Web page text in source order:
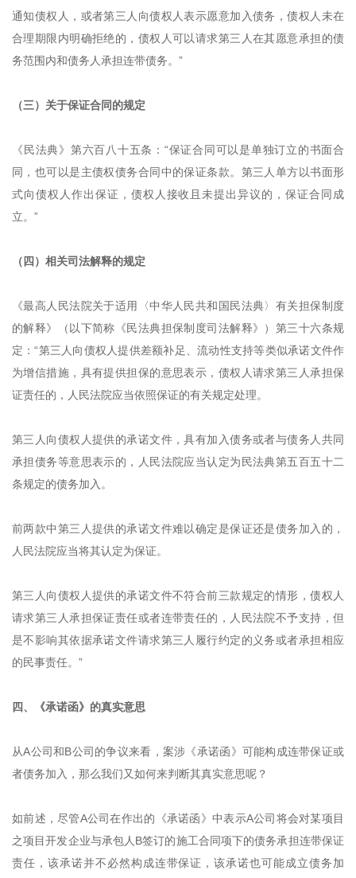
通知债权人，或者第三人向债权人表示愿意加入债务，债权人未在
合理期限内明确拒绝的，债权人可以请求第三人在其愿意承担的债
务范围内和债务人承担连带债务。”
（三）关于保证合同的规定
《民法典》第六百八十五条：“保证合同可以是单独订立的书面合
同，也可以是主债权债务合同中的保证条款。第三人单方以书面形
式向债权人作出保证，债权人接收且未提出异议的，保证合同成
立。”
（四）相关司法解释的规定
《最高人民法院关于适用〈中华人民共和国民法典〉有关担保制度
的解释》（以下简称《民法典担保制度司法解释》）第三十六条规
定：“第三人向债权人提供差额补足、流动性支持等类似承诺文件作
为增信措施，具有提供担保的意思表示，债权人请求第三人承担保
证责任的，人民法院应当依照保证的有关规定处理。
第三人向债权人提供的承诺文件，具有加入债务或者与债务人共同
承担债务等意思表示的，人民法院应当认定为民法典第五百五十二
条规定的债务加入。
前两款中第三人提供的承诺文件难以确定是保证还是债务加入的，
人民法院应当将其认定为保证。
第三人向债权人提供的承诺文件不符合前三款规定的情形，债权人
请求第三人承担保证责任或者连带责任的，人民法院不予支持，但
是不影响其依据承诺文件请求第三人履行约定的义务或者承担相应
的民事责任。”
四、《承诺函》的真实意思
从A公司和B公司的争议来看，案涉《承诺函》可能构成连带保证或
者债务加入，那么我们又如何来判断其真实意思呢？
如前述，尽管A公司在作出的《承诺函》中表示A公司将会对某项目
之项目开发企业与承包人B签订的施工合同项下的债务承担连带保证
责任，该承诺并不必然构成连带保证，该承诺也可能成立债务加